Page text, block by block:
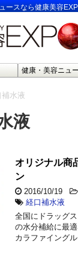
ースなら健康美容
健康・美容ニュ
水液
液
オリジナル商
ン
2016/10/19
経口補水液
全国にドラッグ
の水分補給に最
カラファイング